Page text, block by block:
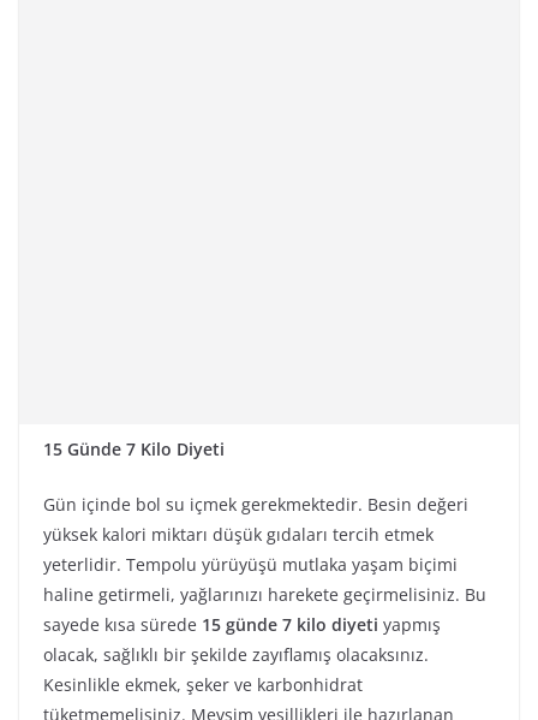
15 Günde 7 Kilo Diyeti
Gün içinde bol su içmek gerekmektedir. Besin değeri
yüksek kalori miktarı düşük gıdaları tercih etmek
yeterlidir. Tempolu yürüyüşü mutlaka yaşam biçimi
haline getirmeli, yağlarınızı harekete geçirmelisiniz. Bu
sayede kısa sürede 15 günde 7 kilo diyeti yapmış
olacak, sağlıklı bir şekilde zayıflamış olacaksınız.
Kesinlikle ekmek, şeker ve karbonhidrat
tüketmemelisiniz. Mevsim yeşillikleri ile hazırlanan